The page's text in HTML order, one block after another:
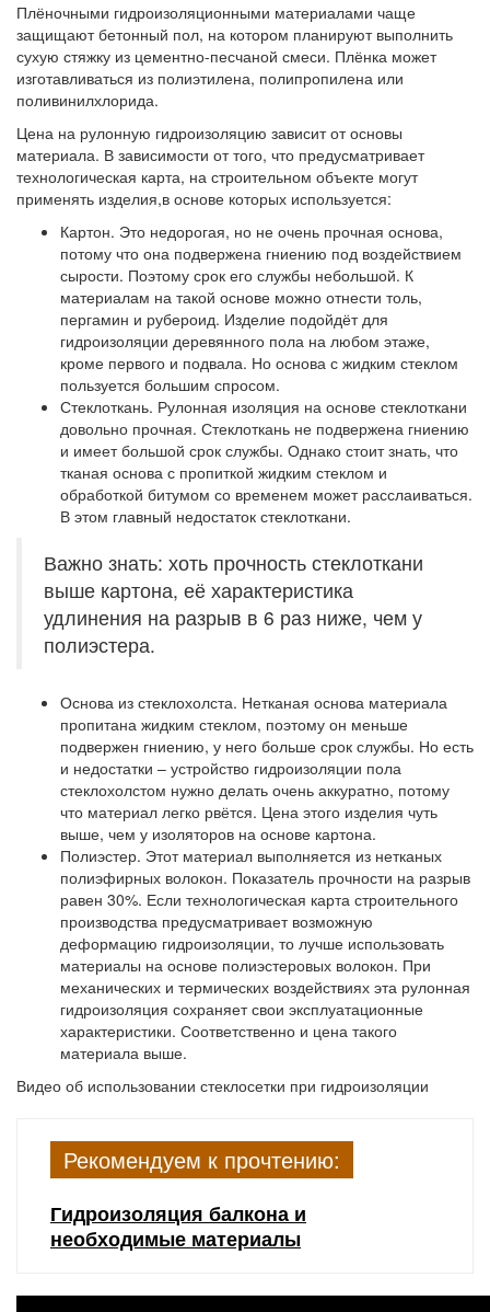
Плёночными гидроизоляционными материалами чаще
защищают бетонный пол, на котором планируют выполнить
сухую стяжку из цементно-песчаной смеси. Плёнка может
изготавливаться из полиэтилена, полипропилена или
поливинилхлорида.
Цена на рулонную гидроизоляцию зависит от основы
материала. В зависимости от того, что предусматривает
технологическая карта, на строительном объекте могут
применять изделия,в основе которых используется:
Картон. Это недорогая, но не очень прочная основа,
потому что она подвержена гниению под воздействием
сырости. Поэтому срок его службы небольшой. К
материалам на такой основе можно отнести толь,
пергамин и рубероид. Изделие подойдёт для
гидроизоляции деревянного пола на любом этаже,
кроме первого и подвала. Но основа с жидким стеклом
пользуется большим спросом.
Стеклоткань. Рулонная изоляция на основе стеклоткани
довольно прочная. Стеклоткань не подвержена гниению
и имеет большой срок службы. Однако стоит знать, что
тканая основа с пропиткой жидким стеклом и
обработкой битумом со временем может расслаиваться.
В этом главный недостаток стеклоткани.
Важно знать: хоть прочность стеклоткани
выше картона, её характеристика
удлинения на разрыв в 6 раз ниже, чем у
полиэстера.
Основа из стеклохолста. Нетканая основа материала
пропитана жидким стеклом, поэтому он меньше
подвержен гниению, у него больше срок службы. Но есть
и недостатки – устройство гидроизоляции пола
стеклохолстом нужно делать очень аккуратно, потому
что материал легко рвётся. Цена этого изделия чуть
выше, чем у изоляторов на основе картона.
Полиэстер. Этот материал выполняется из нетканых
полиэфирных волокон. Показатель прочности на разрыв
равен 30%. Если технологическая карта строительного
производства предусматривает возможную
деформацию гидроизоляции, то лучше использовать
материалы на основе полиэстеровых волокон. При
механических и термических воздействиях эта рулонная
гидроизоляция сохраняет свои эксплуатационные
характеристики. Соответственно и цена такого
материала выше.
Видео об использовании стеклосетки при гидроизоляции
Рекомендуем к прочтению:
Гидроизоляция балкона и
необходимые материалы